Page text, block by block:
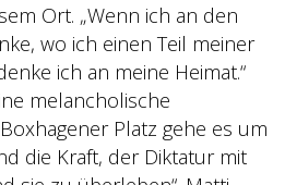
Ort. „Wenn ich an den
wo ich einen Teil meiner
ich an meine Heimat.“
melancholische
Platz gehe es um
die Kraft, der Diktatur mit